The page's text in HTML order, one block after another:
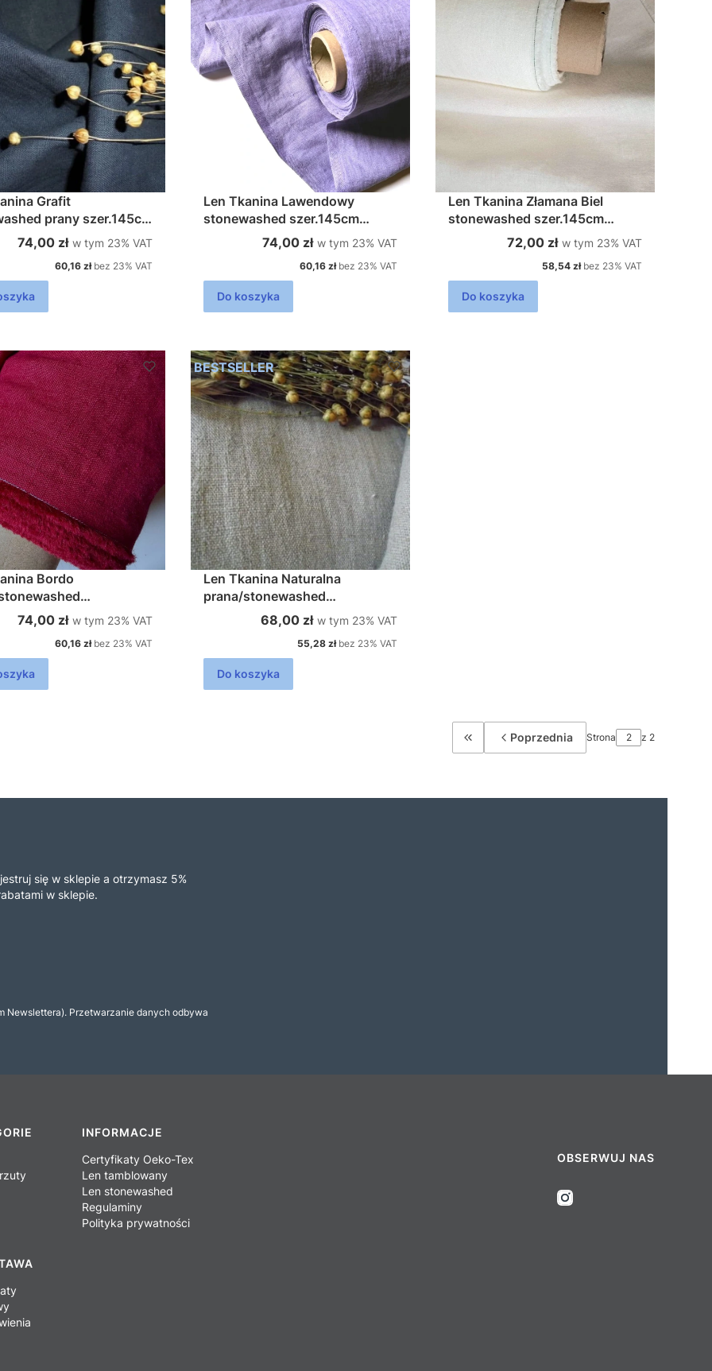
Grafit
prany szer.145cm
Cena brutto
74,00 zł w tym %s VAT
w tym 23% VAT
Cena netto
60,16 zł bez 23% VAT
Len Tkanina Lawendowy
stonewashed szer.145cm
Cena brutto
74,00 zł w tym %s VAT
w tym 23% VAT
Cena netto
60,16 zł bez 23% VAT
Do koszyka
Len Tkanina Złamana Biel
stonewashed szer.145cm
Cena brutto
72,00 zł w tym %s VAT
w tym 23% VAT
Cena netto
58,54 zł bez 23% VAT
Do koszyka
Bordo
200g/m2
Cena brutto
74,00 zł w tym %s VAT
w tym 23% VAT
Cena netto
60,16 zł bez 23% VAT
BESTSELLER
Len Tkanina Naturalna
prana/stonewashed
szer.145cm 250g/m2
Cena brutto
68,00 zł w tym %s VAT
w tym 23% VAT
Cena netto
55,28 zł bez 23% VAT
Do koszyka
Wróć do pierwszej strony z produktami
Poprzednia Strona z 2
się w sklepie a otrzymasz 5%
w sklepie.
Newslettera). Przetwarzanie danych odbywa
INFORMACJE
Certyfikaty Oeko-Tex
Len tamblowany
Len stonewashed
Regulaminy
Polityka prywatności
OBSERWUJ NAS